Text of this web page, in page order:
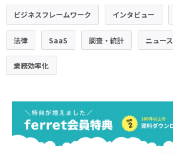
ビジネスフレームワーク インタビュー
法律 SaaS 調査・統計 ニュース
業務効率化